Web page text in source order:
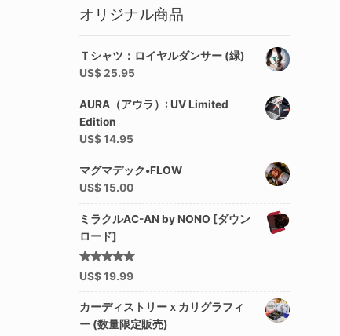
オリジナル商品
Ｔシャツ：ロイヤルダンサー (緑)
US$25.95
AURA（アウラ）: UV Limited
Edition
US$14.95
マグマデック•FLOW
US$15.00
ミラクルAC-AN by NONO [ダウン
ロード]
5段階中
5.00の
US$19.99
カーディストリーｘカリグラフィ
ー (数量限定販売)